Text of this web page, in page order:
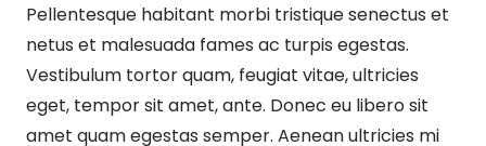
Pellentesque habitant morbi tristique senectus et
netus et malesuada fames ac turpis egestas.
Vestibulum tortor quam, feugiat vitae, ultricies
eget, tempor sit amet, ante. Donec eu libero sit
amet quam egestas semper. Aenean ultricies mi